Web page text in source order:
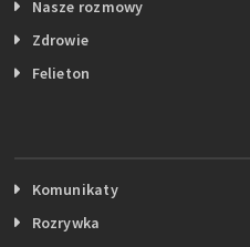
Nasze rozmowy
Zdrowie
Felieton
Komunikaty
Rozrywka